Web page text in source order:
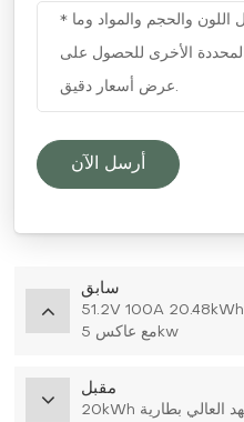
أرسل الآن
سابق
51.2V 100A 20.48kWh نظام تخزين الطاقة الكل في واحد
مع عاكس 5kw
مقبل